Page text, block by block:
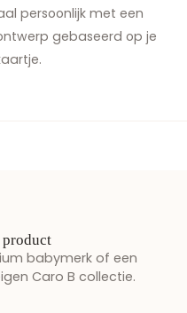
persoonlijk met een
gebaseerd op je
product
babymerk of een
Caro B collectie.